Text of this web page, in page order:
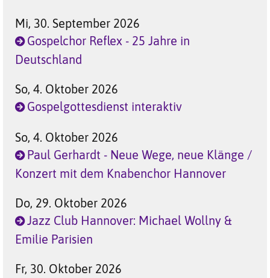
Mi, 30. September 2026
Gospelchor Reflex - 25 Jahre in
Deutschland
So, 4. Oktober 2026
Gospelgottesdienst interaktiv
So, 4. Oktober 2026
Paul Gerhardt - Neue Wege, neue Klänge /
Konzert mit dem Knabenchor Hannover
Do, 29. Oktober 2026
Jazz Club Hannover: Michael Wollny &
Emilie Parisien
Fr, 30. Oktober 2026